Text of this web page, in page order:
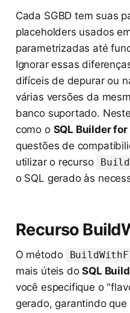
Cada SGBD tem suas
placeholders usados
parametrizadas até
Ignorar essas
difíceis de depurar ou
várias versões da
banco suportado.
como o SQL Builder for
questões de
utilizar o recurso
o SQL gerado às
Recurso
O método
mais úteis doSQL
você especifique o
gerado, garantindo